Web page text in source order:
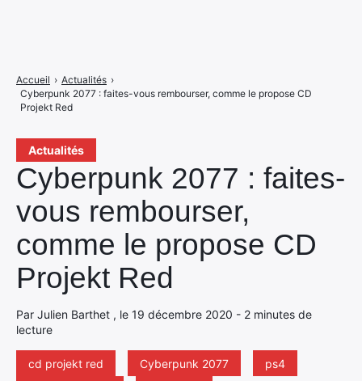
Actualités
Cyberpunk 2077 : faites-
vous rembourser,
comme le propose CD
Projekt Red
Par Julien Barthet , le 19 décembre 2020 - 2 minutes de
lecture
cd projekt red Cyberpunk 2077
ps4
Accueil › Actualités ›
Cyberpunk 2077 : faites-vous rembourser, comme le propose CD
Projekt Red